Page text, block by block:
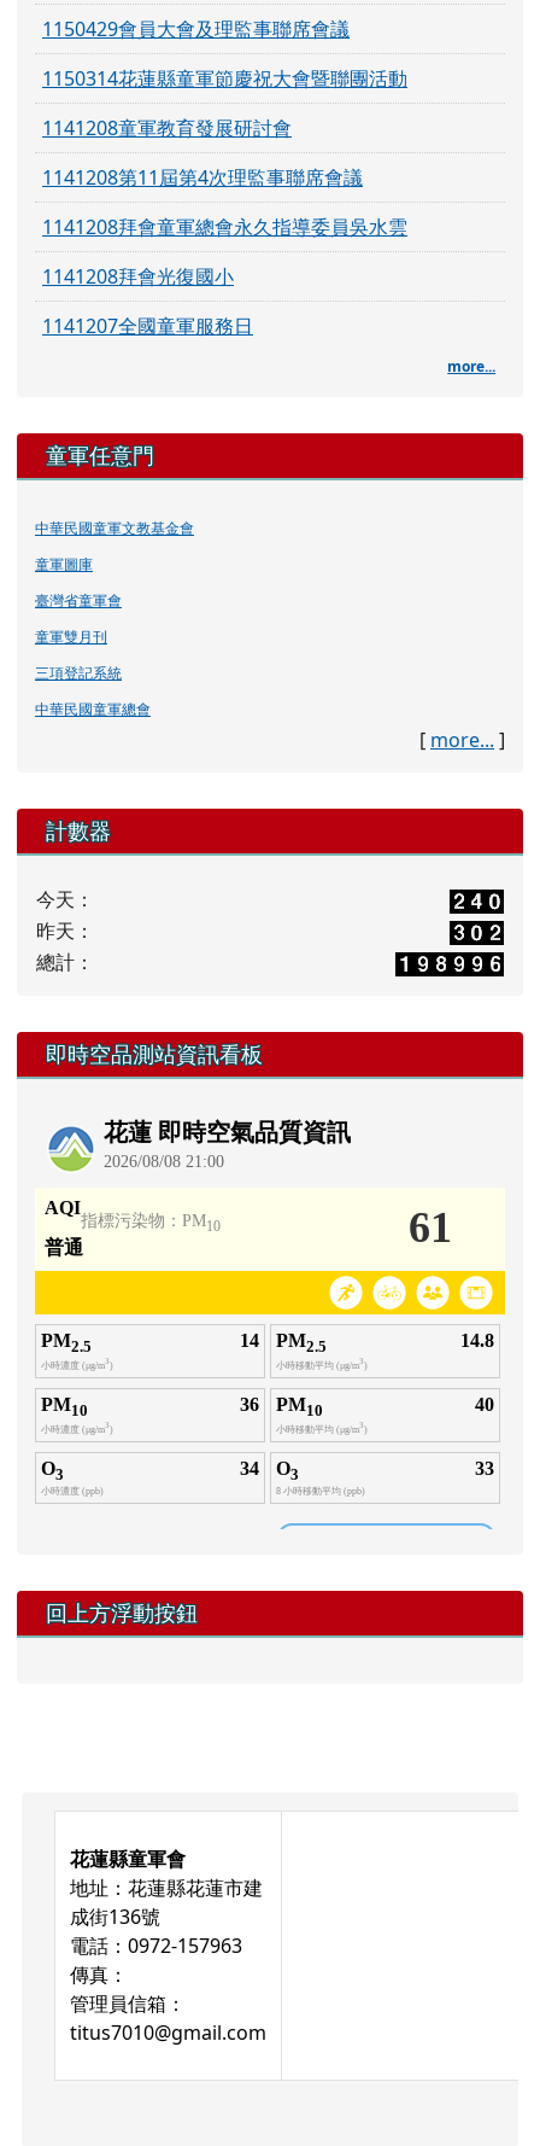
1150429會員大會及理監事聯席會議
1150314花蓮縣童軍節慶祝大會暨聯團活動
1141208童軍教育發展研討會
1141208第11屆第4次理監事聯席會議
1141208拜會童軍總會永久指導委員吳水雲
1141208拜會光復國小
1141207全國童軍服務日
more...
童軍任意門
中華民國童軍文教基金會
童軍圖庫
臺灣省童軍會
童軍雙月刊
三項登記系統
中華民國童軍總會
[ more... ]
計數器
今天：
昨天：
總計：
即時空品測站資訊看板
回上方浮動按鈕
頁尾區域內容
花蓮縣童軍會
地址：花蓮縣花蓮市建
成街136號
電話：0972-157963
傳真：
管理員信箱：
titus7010@gmail.com